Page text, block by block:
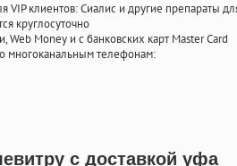
VIP клиентов: Сиалис и другие препараты
круглосуточно
Money и с банковских карт Master Card
многоканальным телефонам:
с доставкой уфа